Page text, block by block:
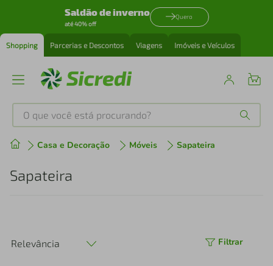
Saldão de inverno
até 40% off
Quero
Shopping Parcerias e Descontos Viagens Imóveis e Veículos
O que você está procurando?
Casa e Decoração Móveis Sapateira
Sapateira
Relevância Filtrar
Produtos mais buscados
tenis
º perfume